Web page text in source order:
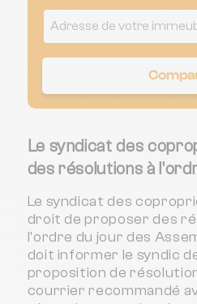
Le syndicat des
des résolutions à
Le syndicat des
droit de proposer des
l'ordre du jour des
doit informer le syndic
proposition de
courrier recommandé